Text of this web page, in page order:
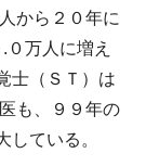
から２０年に
万人に増え
士（ＳＴ）は
も、９９年の
している。